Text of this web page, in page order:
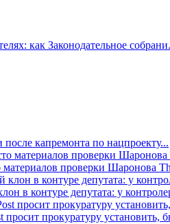
как Законодательное
капремонта по нацпроекту...
проверки Шаронова
в контуре депутата: у
прокуратуру установить,